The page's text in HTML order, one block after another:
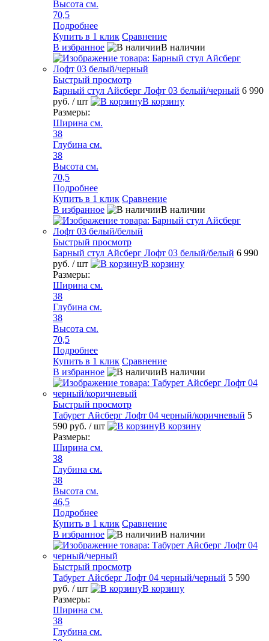
Высота см.
70,5
Подробнее
Купить в 1 клик Сравнение
В избранное
В наличии
Быстрый просмотр
Барный стул Айсберг Лофт 03 белый/черный 6 990
руб. / шт
В корзину
Размеры:
Ширина см.
38
Глубина см.
38
Высота см.
70,5
Подробнее
Купить в 1 клик Сравнение
В избранное
В наличии
Быстрый просмотр
Барный стул Айсберг Лофт 03 белый/белый 6 990
руб. / шт
В корзину
Размеры:
Ширина см.
38
Глубина см.
38
Высота см.
70,5
Подробнее
Купить в 1 клик Сравнение
В избранное
В наличии
Быстрый просмотр
Табурет Айсберг Лофт 04 черный/коричневый 5
590 руб. / шт
В корзину
Размеры:
Ширина см.
38
Глубина см.
38
Высота см.
46,5
Подробнее
Купить в 1 клик Сравнение
В избранное
В наличии
Быстрый просмотр
Табурет Айсберг Лофт 04 черный/черный 5 590
руб. / шт
В корзину
Размеры:
Ширина см.
38
Глубина см.